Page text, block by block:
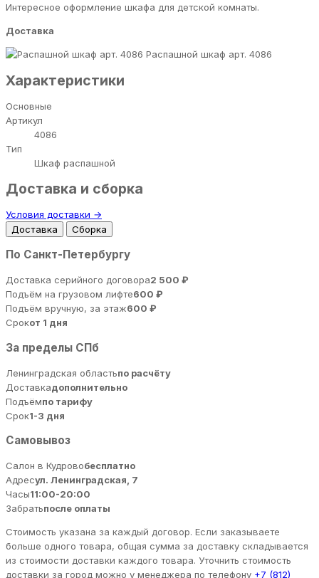
Интересное оформление шкафа для детской комнаты.
Доставка
Распашной шкаф арт. 4086
Характеристики
Основные
Артикул
4086
Тип
Шкаф распашной
Доставка и сборка
Условия доставки →
Доставка
Сборка
По Санкт-Петербургу
Доставка серийного договора2 500 ₽
Подъём на грузовом лифте600 ₽
Подъём вручную, за этаж600 ₽
Срокот 1 дня
За пределы СПб
Ленинградская областьпо расчёту
Доставкадополнительно
Подъёмпо тарифу
Срок1-3 дня
Самовывоз
Салон в Кудровобесплатно
Адресул. Ленинградская, 7
Часы11:00-20:00
Забратьпосле оплаты
Стоимость указана за каждый договор. Если заказываете
больше одного товара, общая сумма за доставку складывается
из стоимости доставки каждого товара. Уточнить стоимость
доставки за город можно у менеджера по телефону +7 (812)